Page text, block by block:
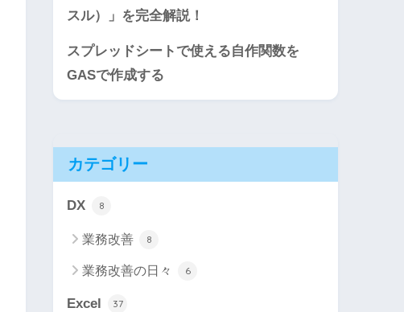
スル）」を完全解説！
スプレッドシートで使える自作関数を
GASで作成する
カテゴリー
DX 8
業務改善 8
業務改善の日々 6
Excel 37